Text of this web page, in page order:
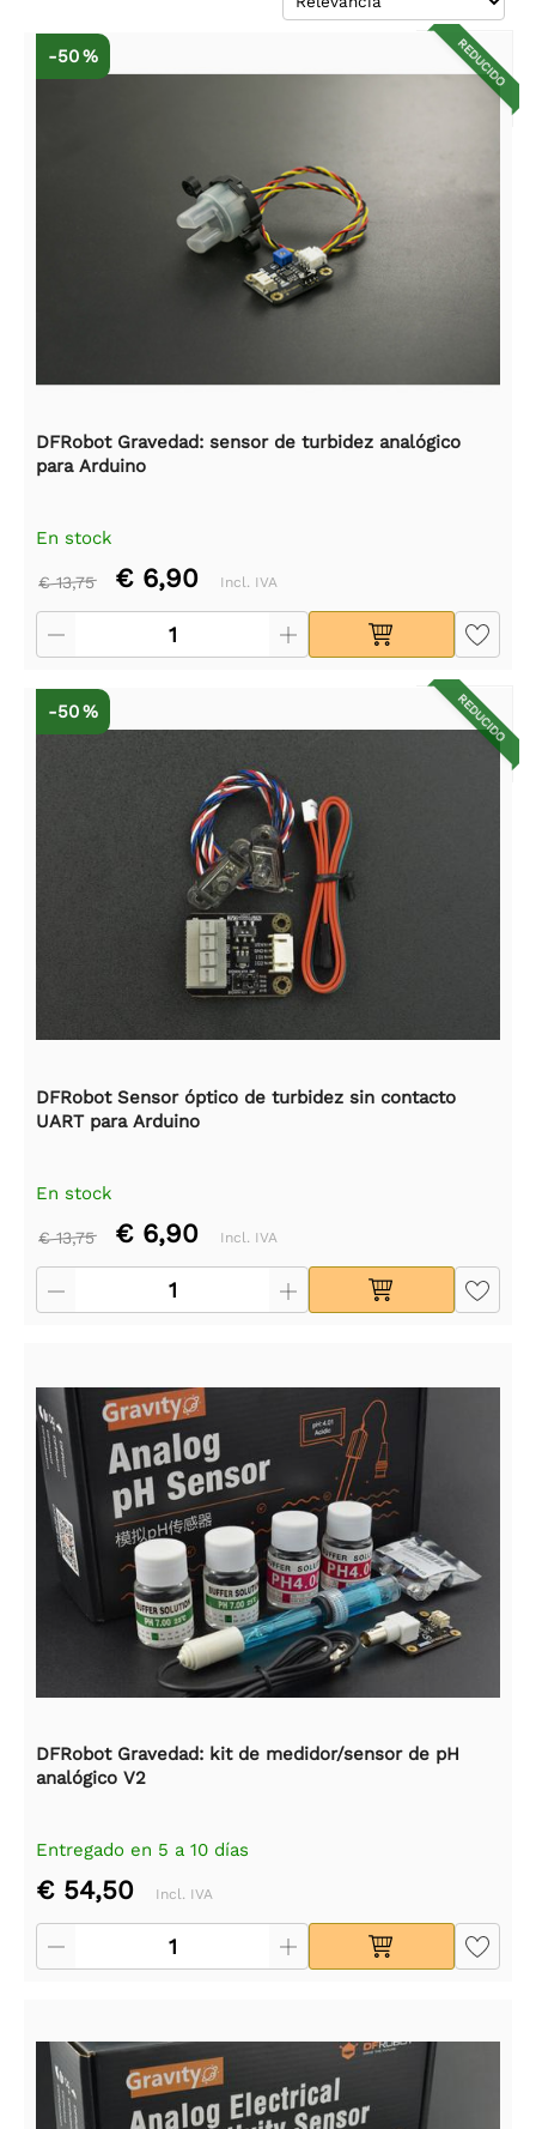
REDUCIDO
-50 %
DFRobot Gravedad: sensor de turbidez analógico
para Arduino
En stock
€ 13,75 € 6,90 Incl. IVA
REDUCIDO
-50 %
DFRobot Sensor óptico de turbidez sin contacto
UART para Arduino
En stock
€ 13,75 € 6,90 Incl. IVA
DFRobot Gravedad: kit de medidor/sensor de pH
analógico V2
Entregado en 5 a 10 días
€ 54,50 Incl. IVA